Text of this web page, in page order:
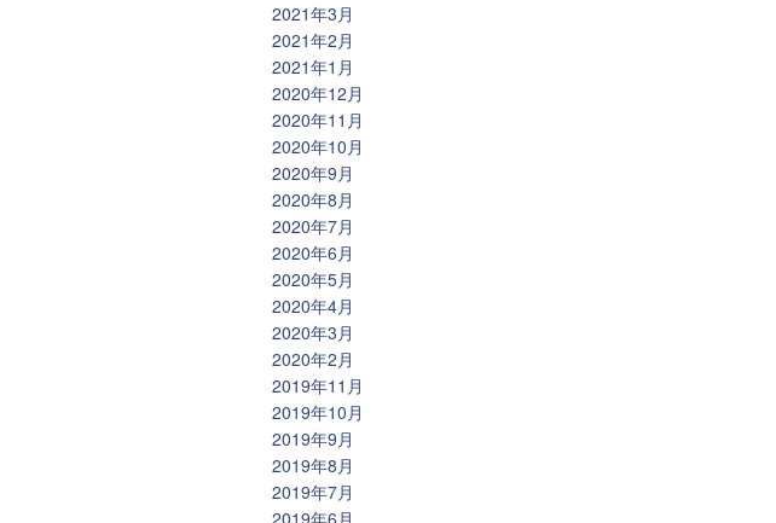
2021年3月
2021年2月
2021年1月
2020年12月
2020年11月
2020年10月
2020年9月
2020年8月
2020年7月
2020年6月
2020年5月
2020年4月
2020年3月
2020年2月
2019年11月
2019年10月
2019年9月
2019年8月
2019年7月
2019年6月